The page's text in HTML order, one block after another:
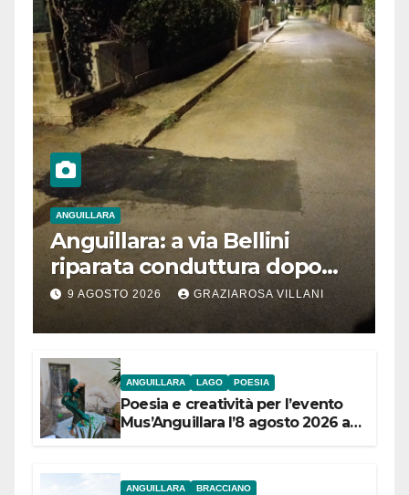
ANGUILLARA
Anguillara: a via Bellini
riparata conduttura dopo
segnalazione IdD
9 AGOSTO 2026 GRAZIAROSA VILLANI
ANGUILLARA LAGO POESIA
Poesia e creatività per l’evento
Mus’Anguillara l’8 agosto 2026 al
ANGUILLARA
BRACCIANO